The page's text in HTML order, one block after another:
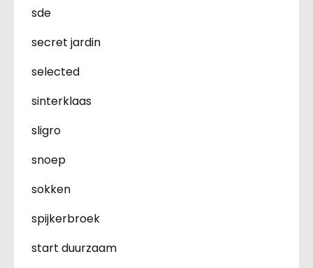
sde
secret jardin
selected
sinterklaas
sligro
snoep
sokken
spijkerbroek
start duurzaam